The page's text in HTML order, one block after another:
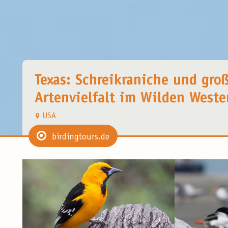
Texas: Schreikraniche und
Artenvielfalt im Wilden
USA
birdingtours.de